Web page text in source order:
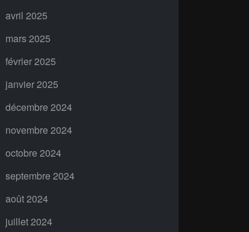
avril 2025
mars 2025
février 2025
janvier 2025
décembre 2024
novembre 2024
octobre 2024
septembre 2024
août 2024
juillet 2024